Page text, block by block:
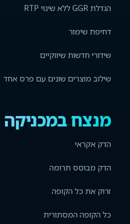
הגדלת GGR ללא שינוי RTP
דחיפת שימור
שידורי חדשות שיווקיים
שילוב מוצרים שונים עם פרס אחד
מנצח במכניקה
הדק אקראי
הדק מבוסס תרומה
זרוק את כל הקופה
כל הקופה המסתורית